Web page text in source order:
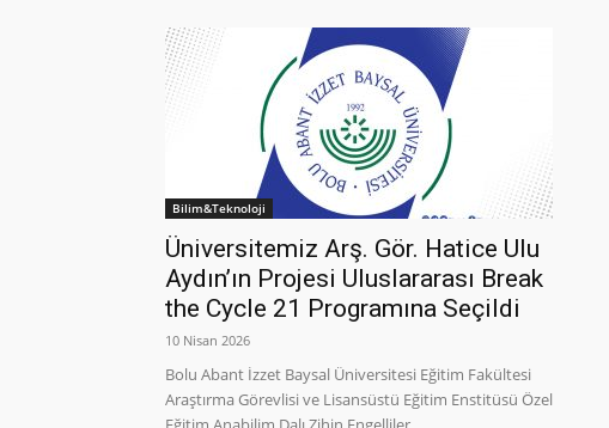
Bilim&Teknoloji
Üniversitemiz Arş. Gör. Hatice Ulu
Aydın’ın Projesi Uluslararası Break
the Cycle 21 Programına Seçildi
10 Nisan 2026
Bolu Abant İzzet Baysal Üniversitesi Eğitim Fakültesi
Araştırma Görevlisi ve Lisansüstü Eğitim Enstitüsü Özel